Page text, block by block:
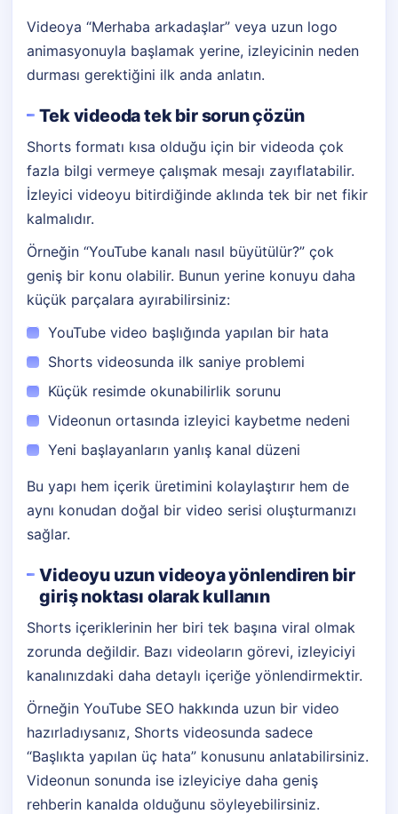
Videoya “Merhaba arkadaşlar” veya uzun logo
animasyonuyla başlamak yerine, izleyicinin neden
durması gerektiğini ilk anda anlatın.
Tek videoda tek bir sorun çözün
Shorts formatı kısa olduğu için bir videoda çok
fazla bilgi vermeye çalışmak mesajı zayıflatabilir.
İzleyici videoyu bitirdiğinde aklında tek bir net fikir
kalmalıdır.
Örneğin “YouTube kanalı nasıl büyütülür?” çok
geniş bir konu olabilir. Bunun yerine konuyu daha
küçük parçalara ayırabilirsiniz:
YouTube video başlığında yapılan bir hata
Shorts videosunda ilk saniye problemi
Küçük resimde okunabilirlik sorunu
Videonun ortasında izleyici kaybetme nedeni
Yeni başlayanların yanlış kanal düzeni
Bu yapı hem içerik üretimini kolaylaştırır hem de
aynı konudan doğal bir video serisi oluşturmanızı
sağlar.
Videoyu uzun videoya yönlendiren bir
giriş noktası olarak kullanın
Shorts içeriklerinin her biri tek başına viral olmak
zorunda değildir. Bazı videoların görevi, izleyiciyi
kanalınızdaki daha detaylı içeriğe yönlendirmektir.
Örneğin YouTube SEO hakkında uzun bir video
hazırladıysanız, Shorts videosunda sadece
“Başlıkta yapılan üç hata” konusunu anlatabilirsiniz.
Videonun sonunda ise izleyiciye daha geniş
rehberin kanalda olduğunu söyleyebilirsiniz.